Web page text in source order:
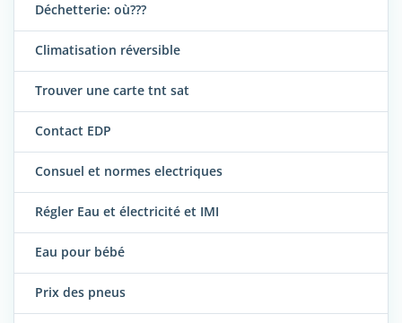
Déchetterie: où???
Climatisation réversible
Trouver une carte tnt sat
Contact EDP
Consuel et normes electriques
Régler Eau et électricité et IMI
Eau pour bébé
Prix des pneus